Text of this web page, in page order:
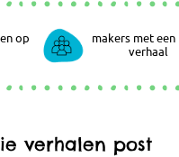
op
makers met
verhaal
verhalen post